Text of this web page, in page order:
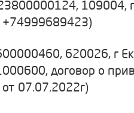
109004, г.
+74999689423)
620026, г
договор о
07.07.2022г)